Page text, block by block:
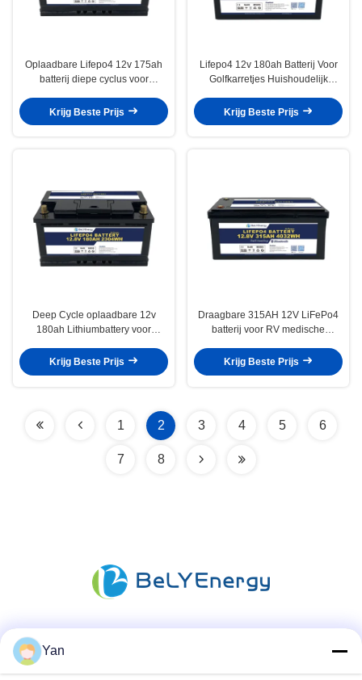
Oplaadbare Lifepo4 12v 175ah
batterij diepe cyclus voor
Krijg Beste Prijs
Lifepo4 12v 180ah Batterij Voor
Golfkarretjes Huishoudelijk
Krijg Beste Prijs
Deep Cycle oplaadbare 12v
180ah Lithiumbattery voor
scooter
Krijg Beste Prijs
Draagbare 315AH 12V LiFePo4
batterij voor RV medische
Krijg Beste Prijs
1 2 3 4 5 6
7 8
Yan